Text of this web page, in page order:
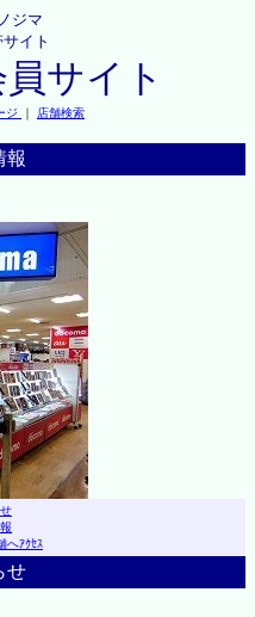
ジマ
イト
サイト
ジ ｜ 店舗検索
報
へｱｸｾｽ
せ